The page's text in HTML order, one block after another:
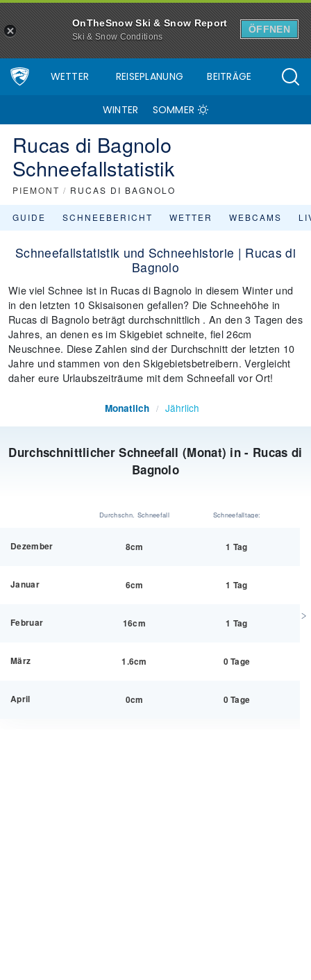
OnTheSnow Ski & Snow Report
Ski & Snow Conditions
ÖFFNEN
WETTER REISEPLANUNG BEITRÄGE
WINTER SOMMER
Rucas di Bagnolo
Schneefallstatistik
PIEMONT / RUCAS DI BAGNOLO
GUIDE SCHNEEBERICHT WETTER WEBCAMS
Schneefallstatistik und Schneehistorie | Rucas di
Bagnolo
Wie viel Schnee ist in Rucas di Bagnolo in diesem Winter und
in den letzten 10 Skisaisonen gefallen? Die Schneehöhe in
Rucas di Bagnolo beträgt durchschnittlich . An den 3 Tagen des
Jahres, an denen es im Skigebiet schneite, fiel 26cm
Neuschnee. Diese Zahlen sind der Durchschnitt der letzten 10
Jahre und stammen von den Skigebietsbetreibern. Vergleicht
daher eure Urlaubszeiträume mit dem Schneefall vor Ort!
Durchschnittlicher Schneefall (Monat) in - Rucas di
Bagnolo
Monatlich / Jährlich
Durchschn. Schneefall Schneefalltage:
Dezember 8cm 1 Tag
Januar 6cm 1 Tag
Februar 16cm 1 Tag
März 1.6cm 0 Tage
April 0cm 0 Tage